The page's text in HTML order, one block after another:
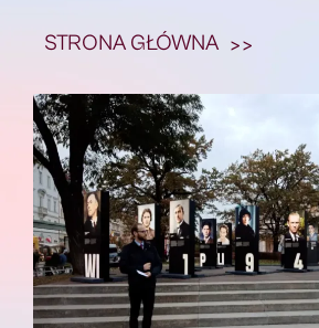
STRONA GŁÓWNA >>